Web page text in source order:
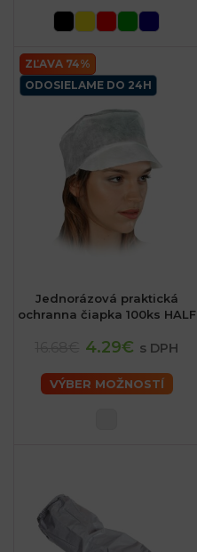
ZĽAVA 74%
ODOSIELAME DO 24H
Jednorázová praktická
ochranna čiapka 100ks HALF
4.29€ s DPH
VÝBER MOŽNOSTÍ